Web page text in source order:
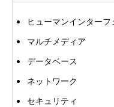
ヒューマンインターフ
マルチメディア
データベース
ネットワーク
セキュリティ